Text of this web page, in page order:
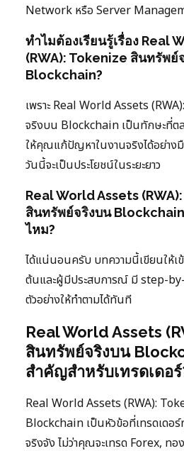
Network หรือ Server
ทำไมต้องเรียนรู้เรื่อง Real
(RWA): Tokenize สินทรัพย์
Blockchain?
เพราะ Real World Assets
จริงบน Blockchain เป็นทักษะที่ต
ให้คุณแก้ปัญหาในงานจริงได้อย่าง
วันนี้จะเป็นประโยชน์ในระยะยาว
Real World Assets
สินทรัพย์จริงบน
ไหม?
ได้แน่นอนครับ บทความนี้เขียนให้เข้
ต้นและผู้มีประสบการณ์ มี step-
ตัวอย่างให้ทำตามได้ทันที
Real World Assets
สินทรัพย์จริงบน
สำคัญสำหรับเทรดเดอร์
Real World Assets (RWA):
Blockchain เป็นหัวข้อที่เทรดเดอ
จริงจัง ไม่ว่าคุณจะเทรด Forex, ทอ